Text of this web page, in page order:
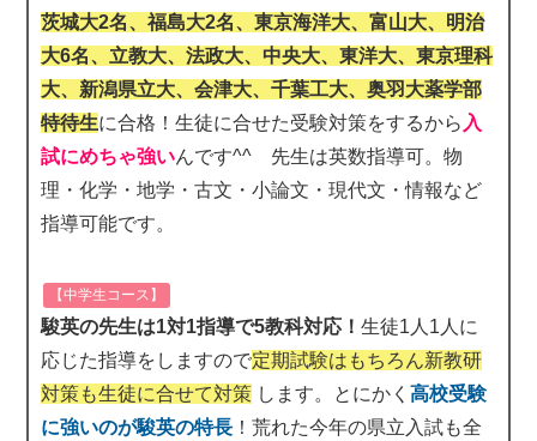
茨城大2名、福島大2名、東京海洋大、富山大、明治
大6名、立教大、法政大、中央大、東洋大、東京理科
大、新潟県立大、会津大、千葉工大、奥羽大薬学部
特待生に合格！生徒に合せた受験対策をするから 入
試にめちゃ強いんです^^ 先生は英数指導可。物
理・化学・地学・古文・小論文・現代文・情報など
指導可能です。
【中学生コース】
駿英の先生は1対1指導で5教科対応！生徒1人1人に
応じた指導をしますので定期試験はもちろん新教研
対策も生徒に合せて対策 します。とにかく高校受験
に強いのが駿英の特長 ！荒れた今年の県立入試も全